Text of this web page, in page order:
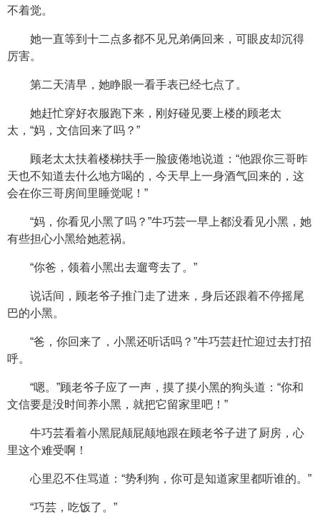
不着觉。
她一直等到十二点多都不见兄弟俩回来，可眼皮却沉得
厉害。
第二天清早，她睁眼一看手表已经七点了。
她赶忙穿好衣服跑下来，刚好碰见要上楼的顾老太
太，“妈，文信回来了吗？”
顾老太太扶着楼梯扶手一脸疲倦地说道：“他跟你三哥昨
天也不知道去什么地方喝的，今天早上一身酒气回来的，这
会在你三哥房间里睡觉呢！”
“妈，你看见小黑了吗？”牛巧芸一早上都没看见小黑，她
有些担心小黑给她惹祸。
“你爸，领着小黑出去遛弯去了。”
说话间，顾老爷子推门走了进来，身后还跟着不停摇尾
巴的小黑。
“爸，你回来了，小黑还听话吗？”牛巧芸赶忙迎过去打招
呼。
“嗯。”顾老爷子应了一声，摸了摸小黑的狗头道：“你和
文信要是没时间养小黑，就把它留家里吧！”
牛巧芸看着小黑屁颠屁颠地跟在顾老爷子进了厨房，心
里这个难受啊！
心里忍不住骂道：“势利狗，你可是知道家里都听谁的。”
“巧芸，吃饭了。”